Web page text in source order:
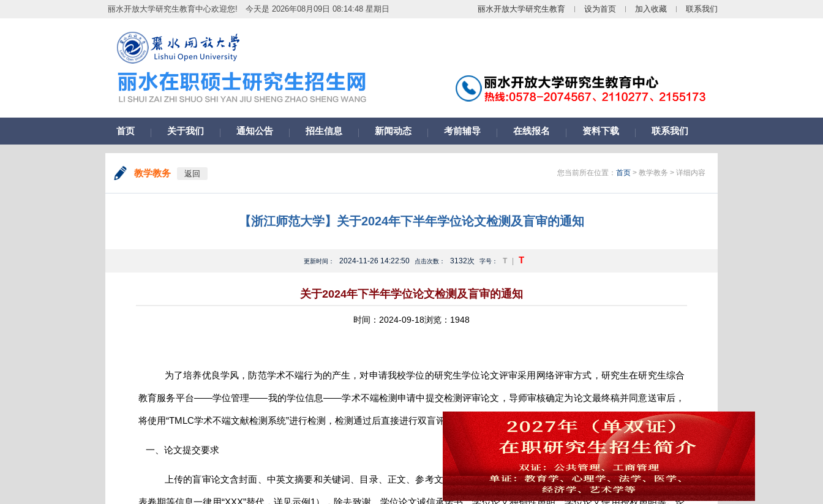
联系我们
加入收藏
设为首页
丽水开放大学研究生教育
丽水开放大学研究生教育中心欢迎您! 今天是 2026年08月09日 08:14:48 星期日
首页 关于我们 通知公告 招生信息 新闻动态 考前辅导 在线报名 资料下载 联系我们
您当前所在位置： 首页 > 教学教务 > 详细内容
教学教务 返回
【浙江师范大学】关于2024年下半年学位论文检测及盲审的通知
更新时间： 2024-11-26 14:22:50 点击次数： 3132次 字号： T T
关于2024年下半年学位论文检测及盲审的通知
时间：2024-09-18浏览：1948
为了培养优良学风，防范学术不端行为的产生，对申请我校学位的研究生学位论文评审采用网络评审方式，研究生在研究生综合
教育服务平台——学位管理——我的学位信息——学术不端检测申请中提交检测评审论文，导师审核确定为论文最终稿并同意送审后，
将使用“TMLC学术不端文献检测系统”进行检测，检测通过后直接进行双盲评审。
一、论文提交要求
上传的盲审论文含封面、中英文摘要和关键词、目录、正文、参考文献、注释、附录、攻读学位期间取得的研究成果（作者、发
表卷期等信息一律用“XXX”替代，详见示例1），除去致谢、学位论文诚信承诺书、学位论文独创性声明、学位论文使用授权声明等。论